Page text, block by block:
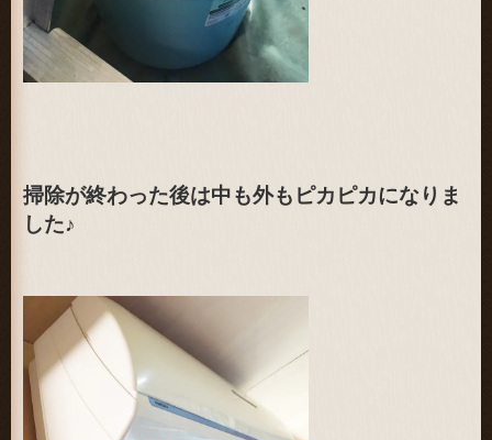
掃除が終わった後は中も外もピカピカになりま
した♪